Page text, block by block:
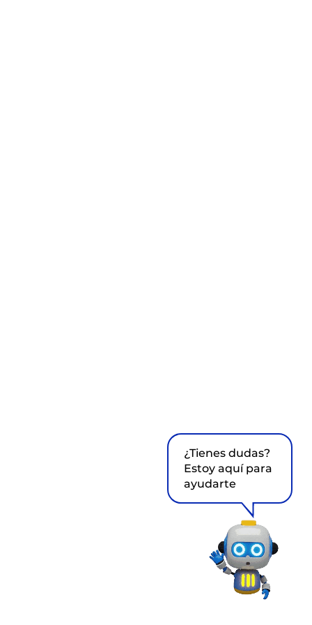
¿Tienes dudas?
Estoy aquí para
ayudarte